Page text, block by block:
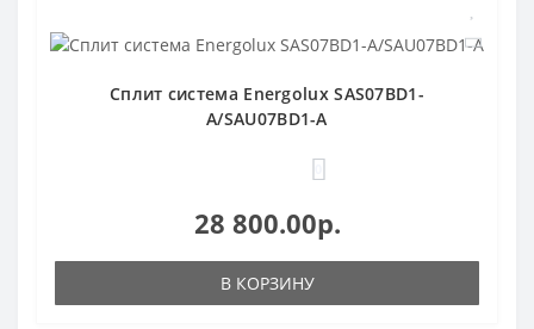
Сплит система Energolux SAS07BD1-
A/SAU07BD1-A
28 800.00р.
В КОРЗИНУ